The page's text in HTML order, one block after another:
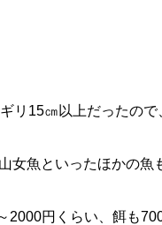
リ15㎝以上だったので
魚といったほかの魚
2000円くらい、餌も